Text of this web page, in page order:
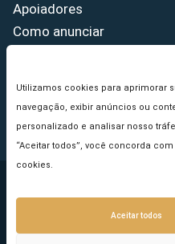
Utilizamos cookies para aprimorar
navegação, exibir anúncios ou
personalizado e analisar nosso
“Aceitar todos”, você concorda
cookies.
Aceitar todos
Apoiadores
Como anunciar
Princípios Editoriais
Copyright © 2026 -